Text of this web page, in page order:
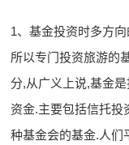
1、基金投资时多方
所以专门投资旅游的
分,从广义上说,基金
资金.主要包括信托投
种基金会的基金.人们